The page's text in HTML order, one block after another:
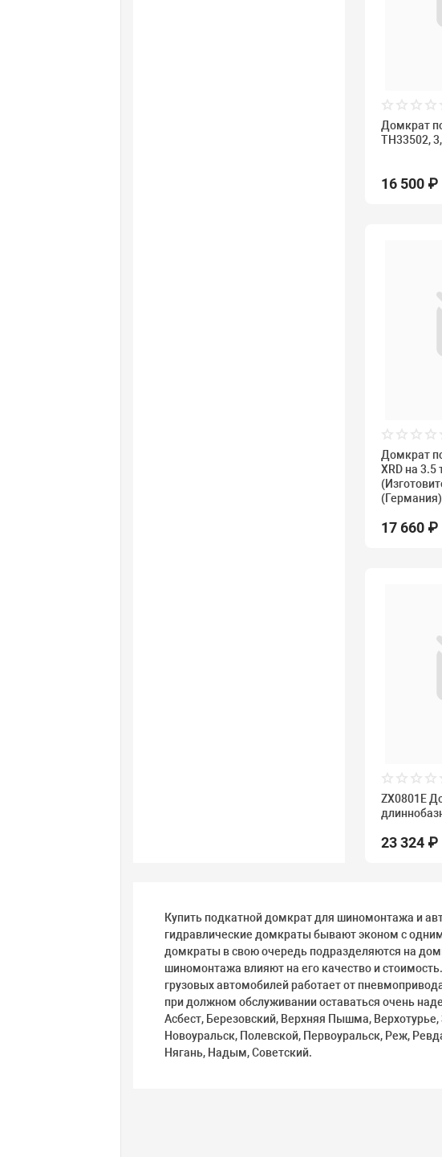
Домкрат
TH33502,
16 500 ₽
Домкрат
XRD на
17 660 ₽
ZX0801E
23 324 ₽
Купить подкатной домкрат для шиномонтажа и
гидравлические домкраты бывают эконом с
домкраты в свою очередь подразделяются на
шиномонтажа влияют на его качество и
грузовых автомобилей работает от
при должном обслуживании оставаться очень
Асбест, Березовский, Верхняя Пышма,
Новоуральск, Полевской, Первоуральск, Реж,
Нягань, Надым, Советский.